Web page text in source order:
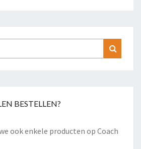
BESTELLEN?
ook enkele producten op Coach